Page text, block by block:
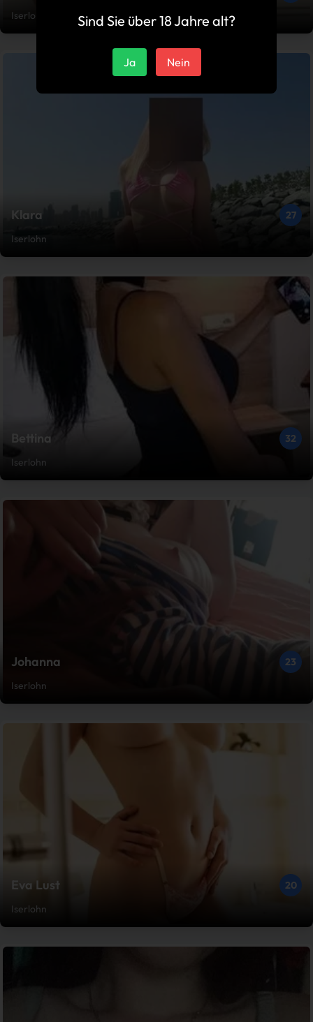
Iserlohn
Klara
27
Iserlohn
Bettina
32
Iserlohn
Johanna
23
Iserlohn
Eva Lust
20
Iserlohn
Sind Sie über 18 Jahre alt?
Ja Nein